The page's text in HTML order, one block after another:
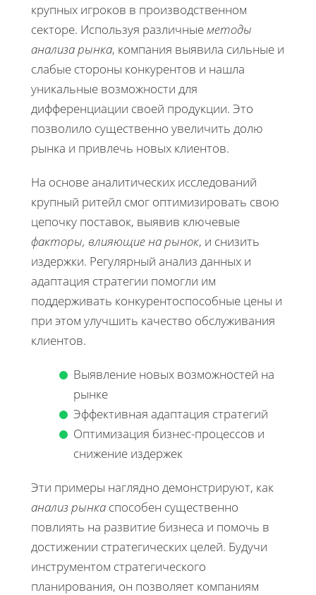
крупных игроков в производственном
секторе. Используя различныеметоды
анализа рынка, компания выявила сильные и
слабые стороны конкурентов и нашла
уникальные возможности для
дифференциации своей продукции. Это
позволило существенно увеличить долю
рынка и привлечь новых клиентов.
На основе аналитических исследований
крупный ритейл смог оптимизировать свою
цепочку поставок, выявив ключевые
факторы, влияющие на рынок, и снизить
издержки. Регулярный анализ данных и
адаптация стратегии помогли им
поддерживать конкурентоспособные цены и
при этом улучшить качество обслуживания
клиентов.
Выявление новых возможностей на
рынке
Эффективная адаптация стратегий
Оптимизация бизнес-процессов и
снижение издержек
Эти примеры наглядно демонстрируют, как
анализ рынка способен существенно
повлиять на развитие бизнеса и помочь в
достижении стратегических целей. Будучи
инструментом стратегического
планирования, он позволяет компаниям